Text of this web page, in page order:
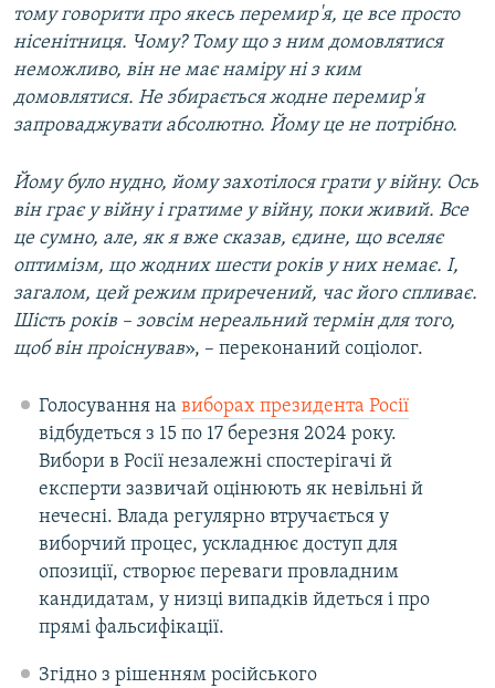
тому говорити про якесь перемир'я, це все просто
нісенітниця. Чому? Тому що з ним домовлятися
неможливо, він не має наміру ні з ким
домовлятися. Не збирається жодне перемир'я
запроваджувати абсолютно. Йому це не потрібно.
Йому було нудно, йому захотілося грати у війну. Ось
він грає у війну і гратиме у війну, поки живий. Все
це сумно, але, як я вже сказав, єдине, що вселяє
оптимізм, що жодних шести років у них немає. І,
загалом, цей режим приречений, час його спливає.
Шість років – зовсім нереальний термін для того,
щоб він проіснував», – переконаний соціолог.
Голосування на виборах президента Росії
відбудеться з 15 по 17 березня 2024 року.
Вибори в Росії незалежні спостерігачі й
експерти зазвичай оцінюють як невільні й
нечесні. Влада регулярно втручається у
виборчий процес, ускладнює доступ для
опозиції, створює переваги провладним
кандидатам, у низці випадків йдеться і про
прямі фальсифікації.
Згідно з рішенням російського